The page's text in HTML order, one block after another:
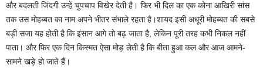
और बदलती जिंदगी उन्हें चुपचाप विखेर देती है। फिर भी दिल का एक कोना आखिरी सांस
तक उस मोहब्बत का नाम अपने भीतर संभाले रहता है।शायद इसी अधूरी मोहब्बत की सबसे
बड़ी सजा यह होती है कि इंसान आगे तो बढ़ जाता है, लेकिन पूरी तरह कभी निकल नहीं
पाता। और फिर एक दिन किस्मत ऐसा मोड़ लेती है कि बीता हुआ कल और आज आमने-
सामने खड़े हो जाते हैं।